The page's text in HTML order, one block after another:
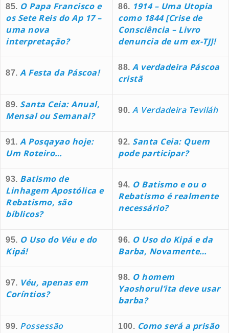
85. O Papa Francisco e
os Sete Reis do Ap 17 –
uma nova
interpretação?
86. 1914 – Uma Utopia
como 1844 [Crise de
Consciência – Livro
denuncia de um ex-TJ]!
87. A Festa da Páscoa! 88. A verdadeira Páscoa
cristã
89. Santa Ceia: Anual,
Mensal ou Semanal?
90. A Verdadeira Teviláh
91. A Posqayao hoje:
Um Roteiro…
92. Santa Ceia: Quem
pode participar?
93. Batismo de
Linhagem Apostólica e
Rebatismo, são
bíblicos?
94. O Batismo e ou o
Rebatismo é realmente
necessário?
95. O Uso do Véu e do
Kipá!
96. O Uso do Kipá e da
Barba, Novamente…
97. Véu, apenas em
Coríntios?
98. O homem
Yaoshorul’ita deve usar
barba?
99. Possessão
100. Como será a prisão